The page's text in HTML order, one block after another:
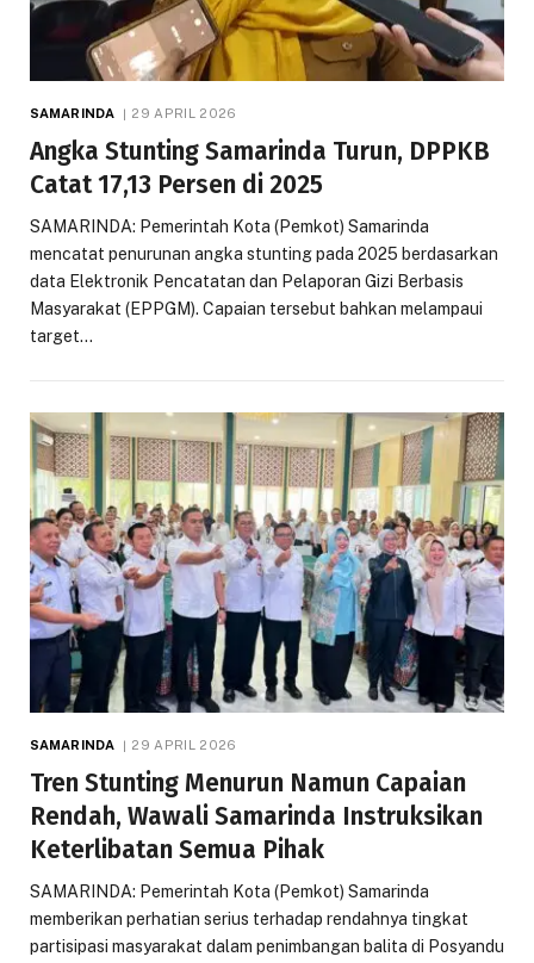
SAMARINDA 29 APRIL 2026
Angka Stunting Samarinda Turun, DPPKB
Catat 17,13 Persen di 2025
SAMARINDA: Pemerintah Kota (Pemkot) Samarinda
mencatat penurunan angka stunting pada 2025 berdasarkan
data Elektronik Pencatatan dan Pelaporan Gizi Berbasis
Masyarakat (EPPGM). Capaian tersebut bahkan melampaui
target…
SAMARINDA 29 APRIL 2026
Tren Stunting Menurun Namun Capaian
Rendah, Wawali Samarinda Instruksikan
Keterlibatan Semua Pihak
SAMARINDA: Pemerintah Kota (Pemkot) Samarinda
memberikan perhatian serius terhadap rendahnya tingkat
partisipasi masyarakat dalam penimbangan balita di Posyandu